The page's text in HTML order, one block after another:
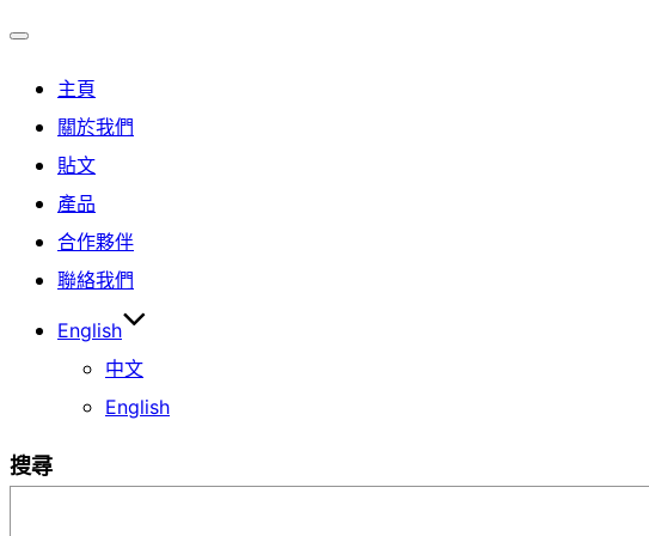
navigation
主頁
關於我們
貼文
產品
合作夥伴
聯絡我們
English
中文
English
搜尋